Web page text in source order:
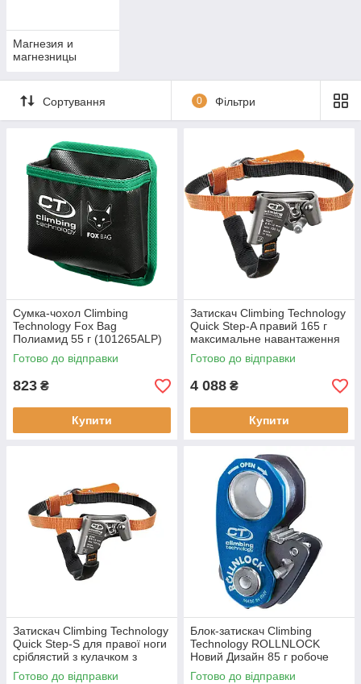
Магнезия и
магнезницы
Сортування 0 Фільтри
Сумка-чохол Climbing
Technology Fox Bag
Полиамид 55 г (101265ALP)
Влагостойкий легкий 55 г для
переноски оборудования
Готово до відправки
823 ₴
Купити
Затискач Climbing Technology
Quick Step-A правий 165 г
максимальне навантаження
150 кг діаметр веревки 8-13
мм (101340ALP) Альпін
Готово до відправки
4 088 ₴
Купити
Затискач Climbing Technology
Quick Step-S для правої ноги
сріблястий з кулачком з
нержавіючої сталі вага 155 г
Готово до відправки
Блок-затискач Climbing
Technology ROLLNLOCK
Новий Дизайн 85 г робоче
навантаження 4 kN діаметр
Готово до відправки